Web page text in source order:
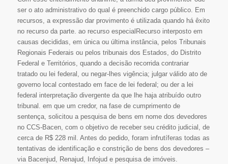
ser o ato administrativo do qual é preenchido cargo público. Em
recursos, a expressão dar provimento é utilizada quando há êxito
no recurso da parte. ao recurso especialRecurso interposto em
causas decididas, em única ou última instância, pelos Tribunais
Regionais Federais ou pelos tribunais dos Estados, do Distrito
Federal e Territórios, quando a decisão recorrida contrariar
tratado ou lei federal, ou negar-lhes vigência; julgar válido ato de
governo local contestado em face de lei federal; ou der a lei
federal interpretação divergente da que lhe haja atribuído outro
tribunal. em que um credor, na fase de cumprimento de
sentença, solicitou a pesquisa de bens em nome dos devedores
no CCS-Bacen, com o objetivo de receber seu crédito judicial, de
cerca de R$ 228 mil. Antes do pedido, foram infrutíferas todas as
tentativas de identificação e constrição de bens dos devedores –
via Bacenjud, Renajud, Infojud e pesquisa de imóveis.